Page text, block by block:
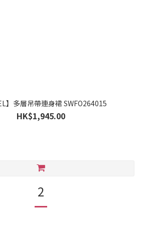
】多層吊帶連身裙 SWFO264015
HK$1,945.00
2